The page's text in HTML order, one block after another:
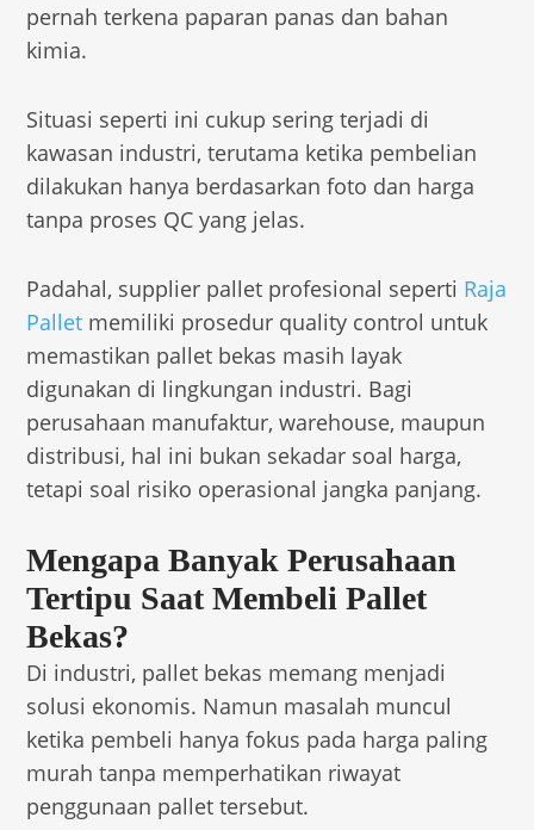
pernah terkena paparan panas dan bahan
kimia.
Situasi seperti ini cukup sering terjadi di
kawasan industri, terutama ketika pembelian
dilakukan hanya berdasarkan foto dan harga
tanpa proses QC yang jelas.
Padahal, supplier pallet profesional seperti Raja
Pallet memiliki prosedur quality control untuk
memastikan pallet bekas masih layak
digunakan di lingkungan industri. Bagi
perusahaan manufaktur, warehouse, maupun
distribusi, hal ini bukan sekadar soal harga,
tetapi soal risiko operasional jangka panjang.
Mengapa Banyak Perusahaan
Tertipu Saat Membeli Pallet
Bekas?
Di industri, pallet bekas memang menjadi
solusi ekonomis. Namun masalah muncul
ketika pembeli hanya fokus pada harga paling
murah tanpa memperhatikan riwayat
penggunaan pallet tersebut.